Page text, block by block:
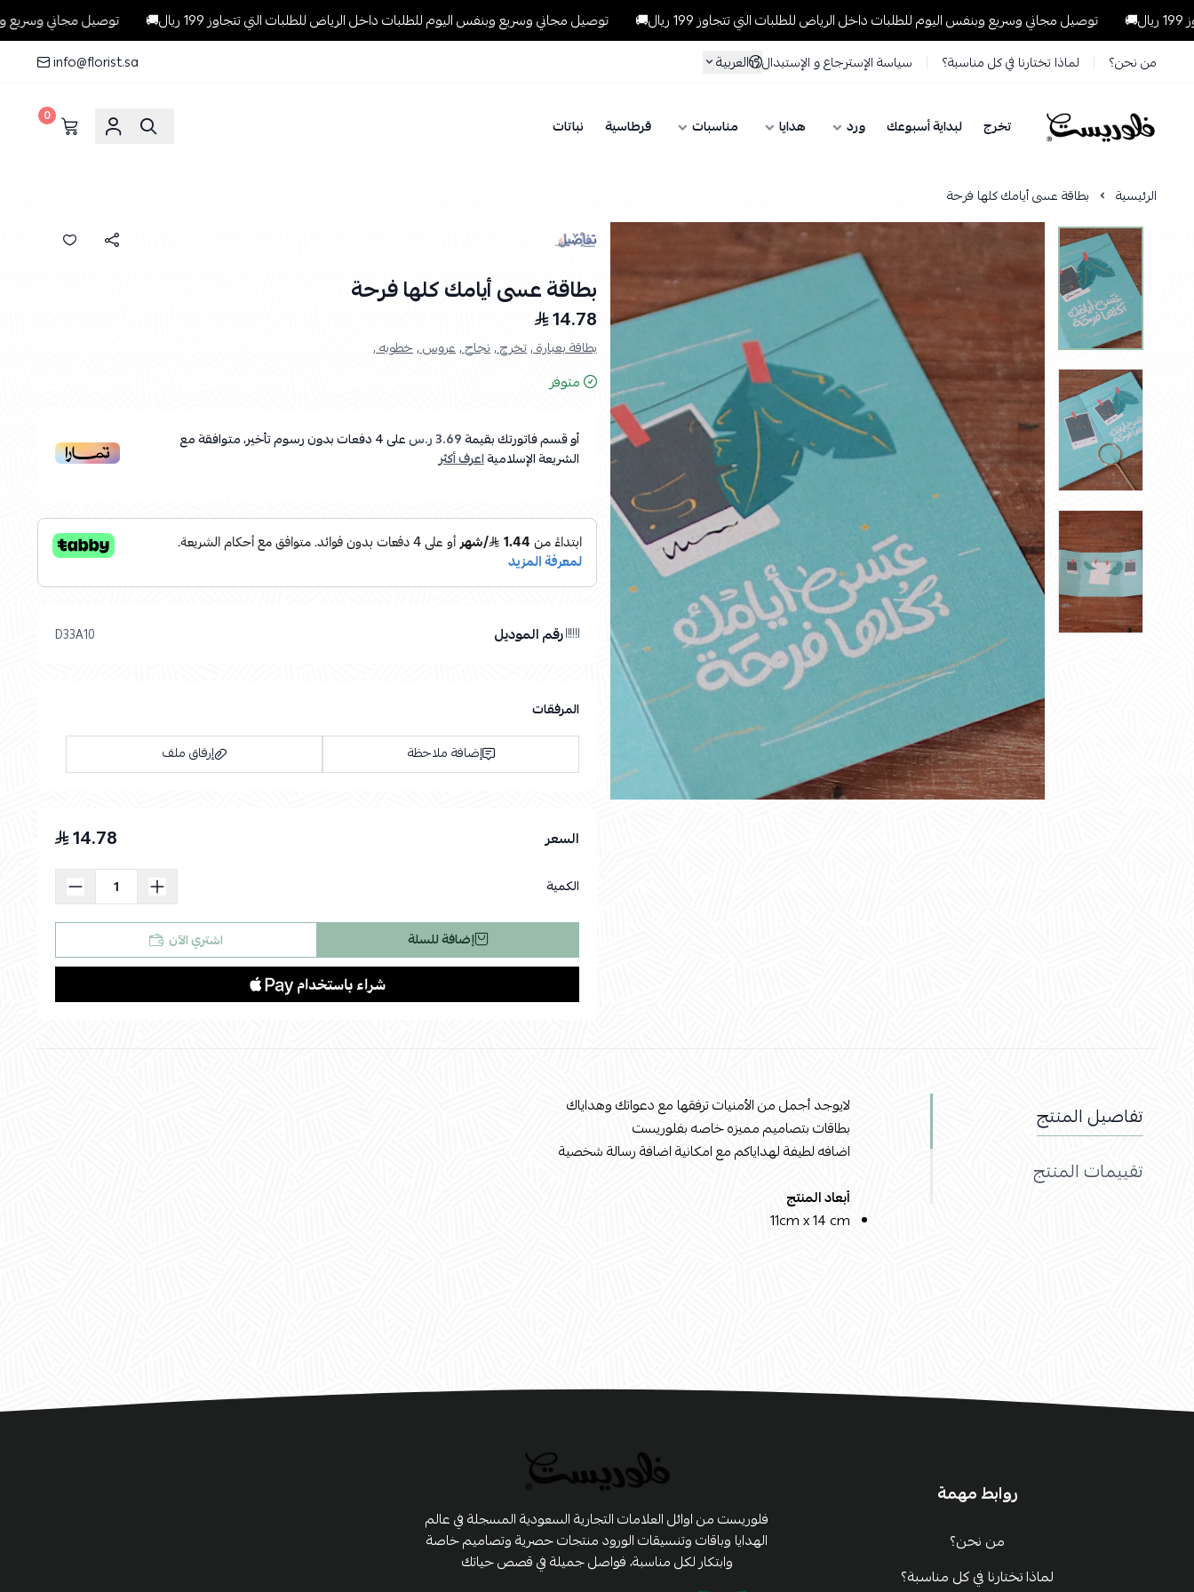
توصيل مجاني وسريع وبنفس اليوم للطلبات داخل الرياض للطلبات التي تتجاوز 199 ريال🚚 توصيل مجاني وسريع وبنفس اليوم للطلبات داخل الرياض للطلبات التي تتجاوز 199 ريال🚚 توصيل مجاني وسريع وبنفس اليوم
من نحن؟ لماذا تختارنا في كل مناسبة؟ سياسة الإسترجاع و الإستبدال العربية info@florist.sa
فلوريست Florist تخرج لبداية أسبوعك ورد هدايا مناسبات قرطاسية نباتات 0
الرئيسية بطاقة عسى أيامك كلها فرحة
بطاقة عسى أيامك كلها فرحة
14.78
بطاقة بعبارة ,تخرج ,نجاح ,عروس ,خطوبه ,
متوفر
أو قسم فاتورتك بقيمة3.69 ر.س على4دفعات بدون رسوم تأخير، متوافقة مع
الشريعة الإسلاميةاعرف أكثر
رقم الموديل D33A10
المرفقات
إضافة ملاحظة
إرفاق ملف
السعر 14.78
الكمية
إضافة للسلة اشتري الآن
تفاصيل المنتج
تقييمات المنتج
لايوجد أجمل من الأمنيات ترفقها مع دعواتك وهداياك
بطاقات بتصاميم مميزه خاصه بفلوريست
اضافه لطيفة لهداياكم مع امكانية اضافة رسالة شخصية
أبعاد المنتج
11cm x 14 cm
روابط مهمة
من نحن؟
لماذا تختارنا في كل مناسبة؟
فلوريست من اوائل العلامات التجارية السعودية المسجلة في عالم
الهدايا وباقات وتنسيقات الورود منتجات حصرية وتصاميم خاصة
وابتكار لكل مناسبة، فواصل جميلة في قصص حياتك